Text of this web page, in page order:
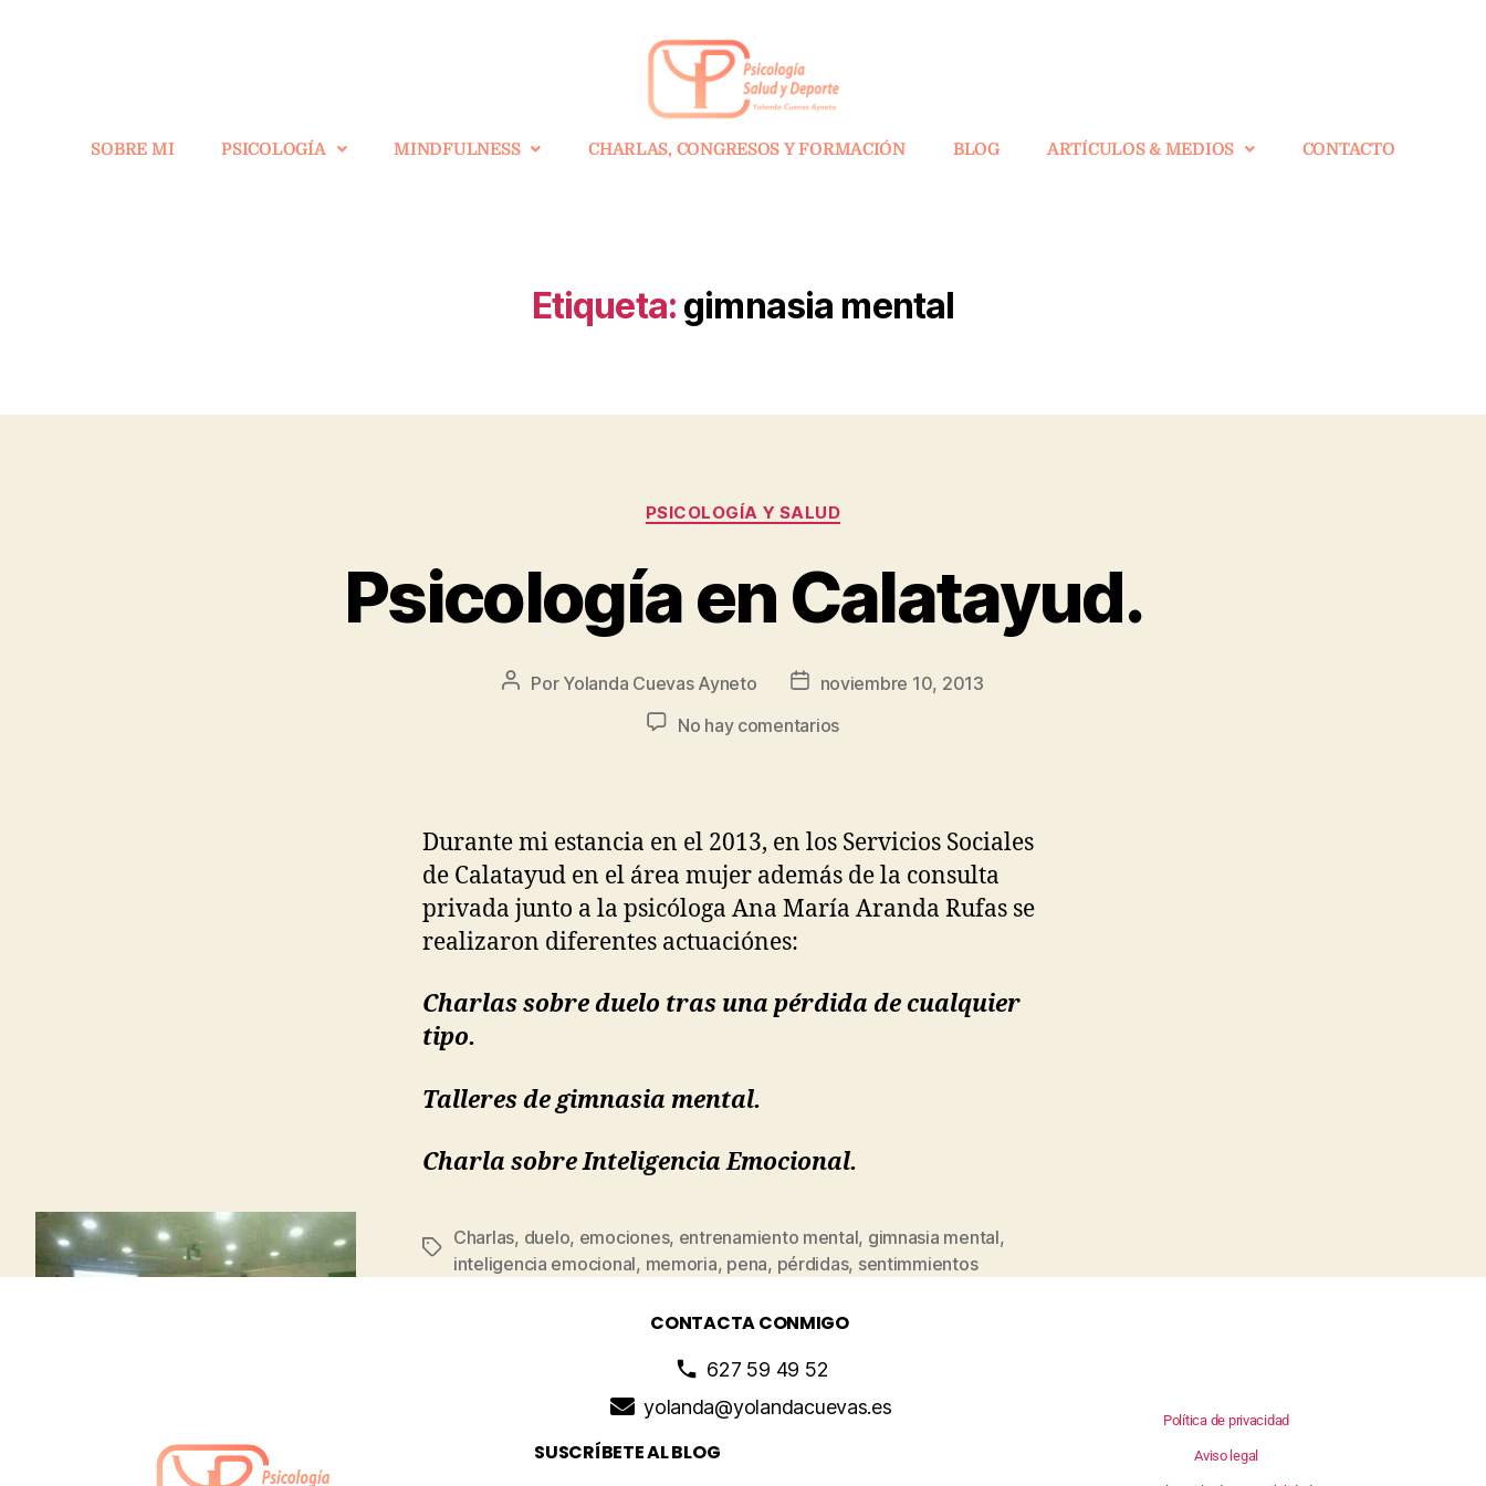
SOBRE MI PSICOLOGÍA MINDFULNESS CHARLAS, CONGRESOS Y FORMACIÓN BLOG ARTÍCULOS & MEDIOS CONTACTO
Etiqueta: gimnasia mental
PSICOLOGÍA Y SALUD
Psicología en Calatayud.
Por Yolanda Cuevas Ayneto
noviembre 10, 2013
No hay comentarios
Durante mi estancia en el 2013, en los Servicios Sociales
de Calatayud en el área mujer además de la consulta
privada junto a la psicóloga Ana María Aranda Rufas se
realizaron diferentes actuaciónes:
Charlas sobre duelo tras una pérdida de cualquier
tipo.
Talleres de gimnasia mental.
Charla sobre Inteligencia Emocional.
Charlas, duelo, emociones, entrenamiento mental, gimnasia mental,
inteligencia emocional, memoria, pena, pérdidas, sentimmientos
CONTACTA CONMIGO
627 59 49 52
yolanda@yolandacuevas.es
SUSCRÍBETE AL BLOG
Política de privacidad
Aviso legal